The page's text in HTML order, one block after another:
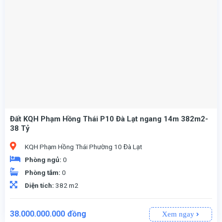
Đất KQH Phạm Hồng Thái P10 Đà Lạt ngang 14m 382m2-
38 Tỷ
KQH Phạm Hồng Thái Phường 10 Đà Lạt
Phòng ngủ: 0
Phòng tắm: 0
Diện tích: 382 m2
38.000.000.000 đồng Xem ngay